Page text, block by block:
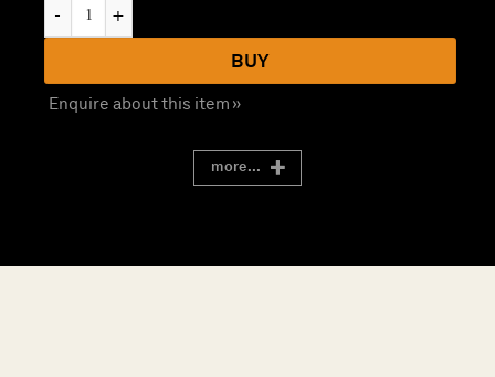
BUY
Enquire about this item »
more...